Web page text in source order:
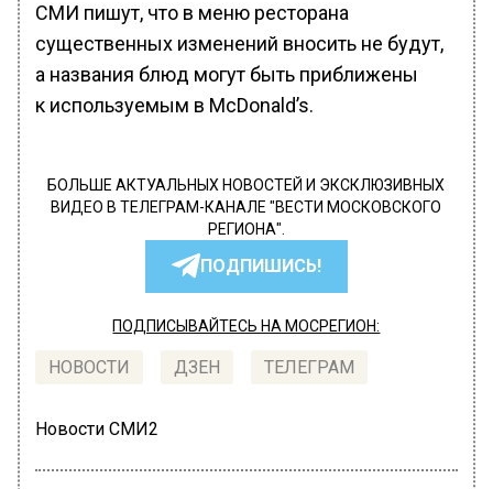
СМИ пишут, что в меню ресторана
существенных изменений вносить не будут,
а названия блюд могут быть приближены
к используемым в McDonald’s.
БОЛЬШЕ АКТУАЛЬНЫХ НОВОСТЕЙ И ЭКСКЛЮЗИВНЫХ
ВИДЕО В ТЕЛЕГРАМ-КАНАЛЕ "ВЕСТИ МОСКОВСКОГО
РЕГИОНА".
ПОДПИШИСЬ!
ПОДПИСЫВАЙТЕСЬ НА МОСРЕГИОН:
НОВОСТИ ДЗЕН ТЕЛЕГРАМ
Новости СМИ2